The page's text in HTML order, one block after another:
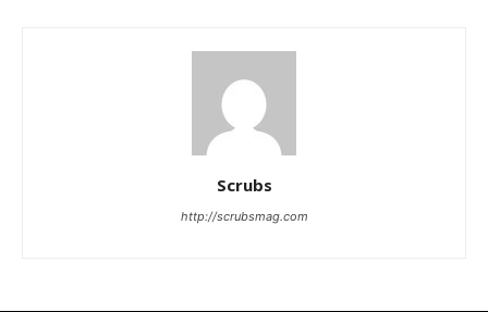
Scrubs
http://scrubsmag.com